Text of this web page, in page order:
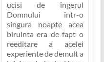
ucisi de îngerul
Domnului într-o
singura noapte acea
biruinta era de fapt o
reeditare a acelei
experiente de demult a